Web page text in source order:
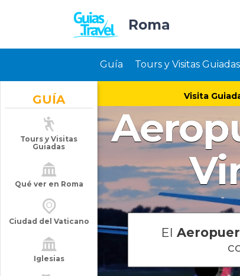
Visita
Roma
Guía Tours y Visitas Guiadas
GUÍA
Tours y Visitas
Guiadas
Qué ver en Roma
Ciudad del Vaticano
Iglesias
El